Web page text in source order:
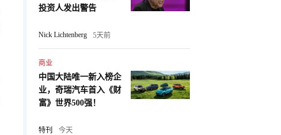
投资人发出警告
Nick Lichtenberg 5天前
商业
中国大陆唯一新入榜企
业，奇瑞汽车首入《财
富》世界500强！
特刊 今天